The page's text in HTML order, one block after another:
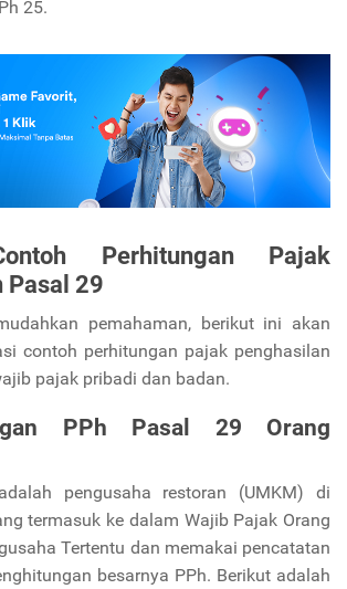
25.
Perhitungan Pajak
Pasal 29
pemahaman, berikut ini akan
contoh perhitungan pajak penghasilan
pajak pribadi dan badan.
PPh Pasal 29 Orang
pengusaha restoran (UMKM) di
termasuk ke dalam Wajib Pajak Orang
Tertentu dan memakai pencatatan
besarnya PPh. Berikut adalah